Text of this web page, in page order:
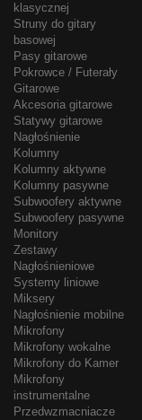
klasycznej
Struny do gitary
basowej
Pasy gitarowe
Pokrowce / Futerały
Gitarowe
Akcesoria gitarowe
Statywy gitarowe
Nagłośnienie
Kolumny
Kolumny aktywne
Kolumny pasywne
Subwoofery aktywne
Subwoofery pasywne
Monitory
Zestawy
Nagłośnieniowe
Systemy liniowe
Miksery
Nagłośnienie mobilne
Mikrofony
Mikrofony wokalne
Mikrofony do Kamer
Mikrofony
instrumentalne
Przedwzmacniacze